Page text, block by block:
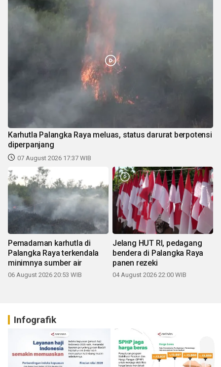
Karhutla Palangka Raya meluas, status darurat berpotensi
diperpanjang
07 August 2026 17:37 WIB
Pemadaman karhutla di
Palangka Raya terkendala
minimnya sumber air
06 August 2026 20:53 WIB
Jelang HUT RI, pedagang
bendera di Palangka Raya
panen rezeki
04 August 2026 22:00 WIB
Infografik